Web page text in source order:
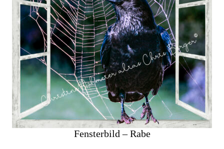
Fensterbild – Rabe